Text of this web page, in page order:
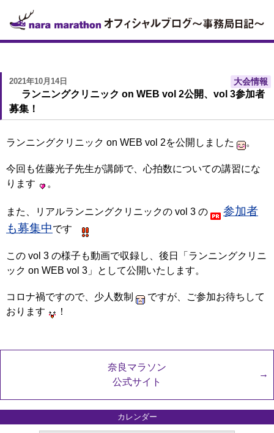
2021年10月14日 大会情報
ランニングクリニック on WEB vol 2公開、vol 3参加者
募集！
ランニングクリニック on WEB vol 2を公開しました 。
今回も佐藤光子先生が講師で、心拍数についての講習にな
ります
。
また、リアルランニングクリニックの vol 3 の
参加者
も募集中です
この vol 3 の様子も動画で収録し、後日「ランニングクリニ
ック on WEB vol 3」として公開いたします。
コロナ禍ですので、少人数制
ですが、ご参加お待ちして
おります
！
奈良マラソン
公式サイト
カレンダー